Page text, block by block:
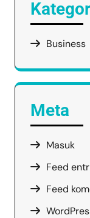
Business
Meta
Masuk
Feed
Feed